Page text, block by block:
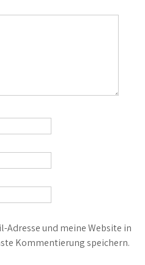
Adresse und meine Website in
Kommentierung speichern.